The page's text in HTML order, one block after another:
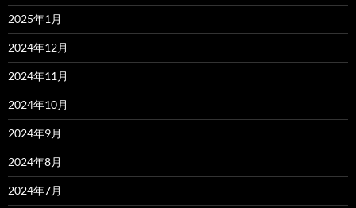
2025年1月
2024年12月
2024年11月
2024年10月
2024年9月
2024年8月
2024年7月